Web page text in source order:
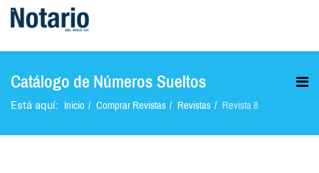
Catálogo de Números Sueltos
Está aquí: Inicio Comprar Revistas Revistas Revista 8